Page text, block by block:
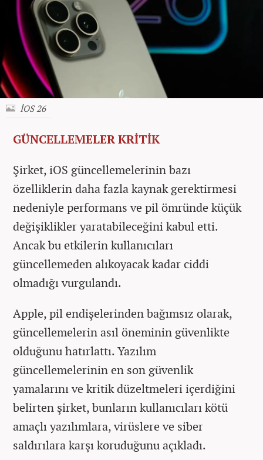
İOS 26
GÜNCELLEMELER KRİTİK
Şirket, iOS güncellemelerinin bazı
özelliklerin daha fazla kaynak gerektirmesi
nedeniyle performans ve pil ömründe küçük
değişiklikler yaratabileceğini kabul etti.
Ancak bu etkilerin kullanıcıları
güncellemeden alıkoyacak kadar ciddi
olmadığı vurgulandı.
Apple, pil endişelerinden bağımsız olarak,
güncellemelerin asıl öneminin güvenlikte
olduğunu hatırlattı. Yazılım
güncellemelerinin en son güvenlik
yamalarını ve kritik düzeltmeleri içerdiğini
belirten şirket, bunların kullanıcıları kötü
amaçlı yazılımlara, virüslere ve siber
saldırılara karşı koruduğunu açıkladı.